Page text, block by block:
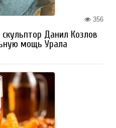
356
Данил Козлов
мощь Урала